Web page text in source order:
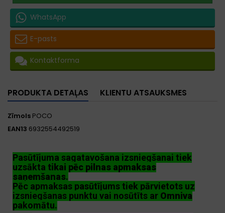
WhatsApp
E-pasts
Kontaktforma
PRODUKTA DETAĻAS KLIENTU ATSAUKSMES
Zīmols POCO
EAN13 6932554492519
Pasūtījuma sagatavošana izsniegšanai tiek
uzsākta tikai pēc pilnas apmaksas
saņemšanas.
Pēc apmaksas pasūtījums tiek pārvietots uz
izsniegšanas punktu vai nosūtīts ar Omniva
pakomātu.